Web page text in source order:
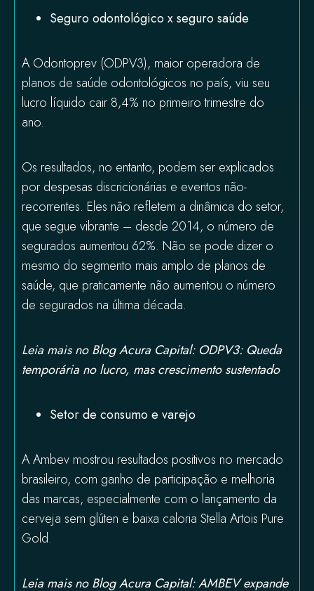
Seguro odontológico x seguro saúde
A Odontoprev (ODPV3), maior operadora de
planos de saúde odontológicos no país, viu seu
lucro líquido cair 8,4% no primeiro trimestre do
ano.
Os resultados, no entanto, podem ser explicados
por despesas discricionárias e eventos não-
recorrentes. Eles não refletem a dinâmica do setor,
que segue vibrante – desde 2014, o número de
segurados aumentou 62%. Não se pode dizer o
mesmo do segmento mais amplo de planos de
saúde, que praticamente não aumentou o número
de segurados na última década.
Leia mais no Blog Acura Capital: ODPV3: Queda
temporária no lucro, mas crescimento sustentado
Setor de consumo e varejo
A Ambev mostrou resultados positivos no mercado
brasileiro, com ganho de participação e melhoria
das marcas, especialmente com o lançamento da
cerveja sem glúten e baixa caloria Stella Artois Pure
Gold.
Leia mais no Blog Acura Capital:AMBEV expande